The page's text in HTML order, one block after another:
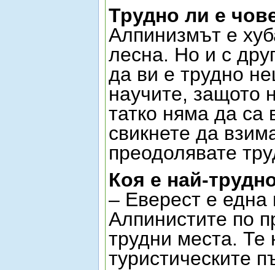
Трудно ли е
Алпинизмът е
лесна. Но и с
да ви е трудно
научите, защото
татко няма да са
свикнете да
преодолявате
Коя е най-
– Еверест е една
Алпинистите по
трудни места. Те
туристическите